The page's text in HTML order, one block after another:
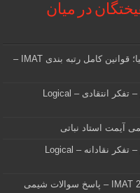
در میان
نحوه رتبه بندی داوطلبان در آزمون آیمت ایتالیا؛ قوانین کامل رتبه بندی IMAT –
نمونه سوالات آیمت ایتالیا – استدلال و منطق – تفکر انتقادی – Logical
آیمت استاد نباتی
نمونه سوالات آیمت ایتالیا – استدلال و منطق – تفکر نقادانه – Logical
پاسخ سوالات آیمت ۲۰۲۵ ایتالیا – آزمون IMAT 2025 – پاسخ سوالات شیمی